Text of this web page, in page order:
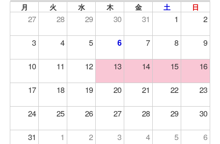
月 火 水 木 金 土 日
27 28 29 30 31 1 2
3 4 5 6 7 8 9
10 11 12 13 14 15 16
17 18 19 20 21 22 23
24 25 26 27 28 29 30
31 1 2 3 4 5 6